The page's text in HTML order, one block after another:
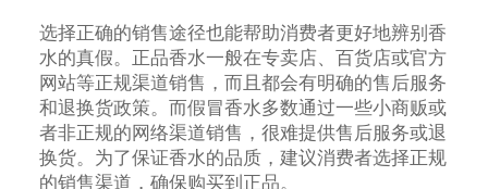
选择正确的销售途径也能帮助消费者更好地辨别香
水的真假。正品香水一般在专卖店、百货店或官方
网站等正规渠道销售，而且都会有明确的售后服务
和退换货政策。而假冒香水多数通过一些小商贩或
者非正规的网络渠道销售，很难提供售后服务或退
换货。为了保证香水的品质，建议消费者选择正规
的销售渠道，确保购买到正品。